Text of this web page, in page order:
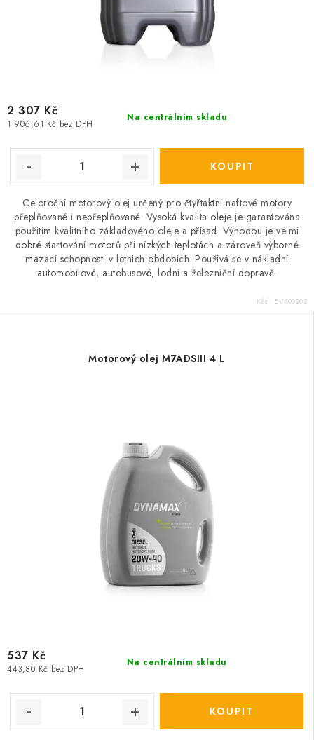
Na centrálním skladu
1 906,61 Kč bez DPH
2 307 Kč
Celoroční motorový olej určený pro čtyřtaktní naftové motory
přeplňované i nepřeplňované. Vysoká kvalita oleje je garantována
použitím kvalitního základového oleje a přísad. Výhodou je velmi
dobré startování motorů při nízkých teplotách a zároveň výborné
mazací schopnosti v letních obdobích. Používá se v nákladní
automobilové, autobusové, lodní a železniční dopravě.
Kód: EV500202
Motorový olej M7ADSIII 4 L
Na centrálním skladu
443,80 Kč bez DPH
537 Kč